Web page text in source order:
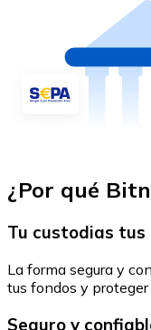
¿Por qué
Tu custodias
La forma segura y
tus fondos y
Seguro y